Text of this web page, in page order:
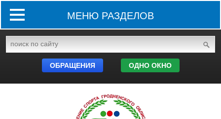
МЕНЮ РАЗДЕЛОВ
ОБРАЩЕНИЯ ОДНО ОКНО